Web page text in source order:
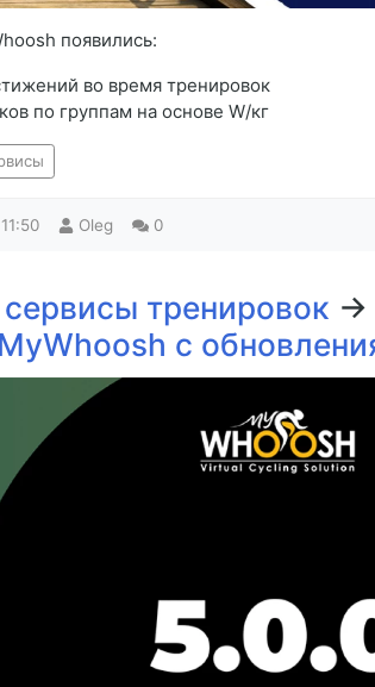
появились:
во время тренировок
по группам на основе W/кг
11:50 Oleg 0
тренировок →
с